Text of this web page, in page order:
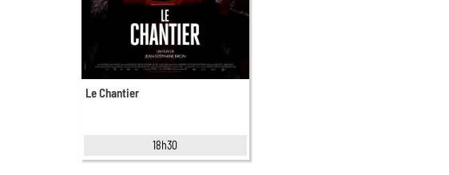
Le Chantier
18h30